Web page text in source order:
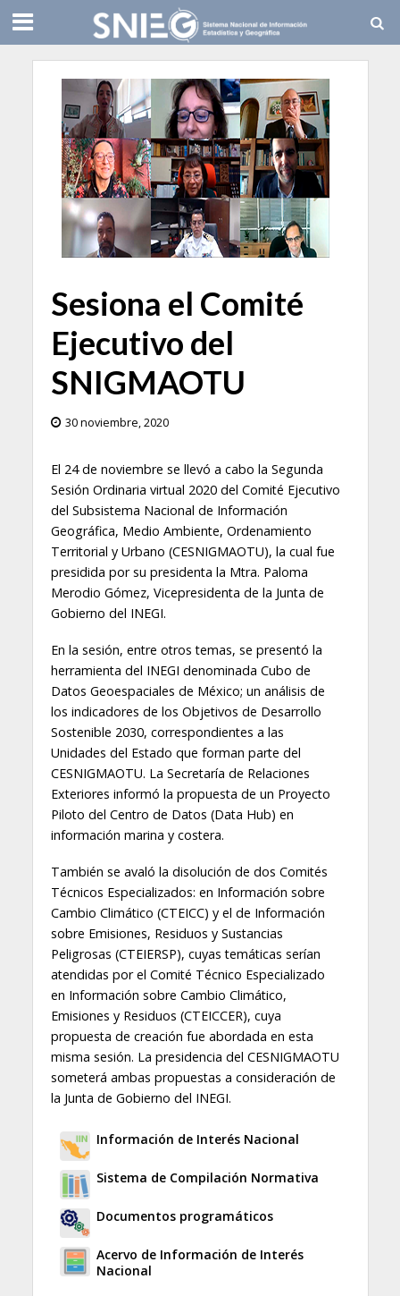
Sesiona el Comité
Ejecutivo del
SNIGMAOTU
30 noviembre, 2020
El 24 de noviembre se llevó a cabo la Segunda
Sesión Ordinaria virtual 2020 del Comité Ejecutivo
del Subsistema Nacional de Información
Geográfica, Medio Ambiente, Ordenamiento
Territorial y Urbano (CESNIGMAOTU), la cual fue
presidida por su presidenta la Mtra. Paloma
Merodio Gómez, Vicepresidenta de la Junta de
Gobierno del INEGI.
En la sesión, entre otros temas, se presentó la
herramienta del INEGI denominada Cubo de
Datos Geoespaciales de México; un análisis de
los indicadores de los Objetivos de Desarrollo
Sostenible 2030, correspondientes a las
Unidades del Estado que forman parte del
CESNIGMAOTU. La Secretaría de Relaciones
Exteriores informó la propuesta de un Proyecto
Piloto del Centro de Datos (Data Hub) en
información marina y costera.
También se avaló la disolución de dos Comités
Técnicos Especializados: en Información sobre
Cambio Climático (CTEICC) y el de Información
sobre Emisiones, Residuos y Sustancias
Peligrosas (CTEIERSP), cuyas temáticas serían
atendidas por el Comité Técnico Especializado
en Información sobre Cambio Climático,
Emisiones y Residuos (CTEICCER), cuya
propuesta de creación fue abordada en esta
misma sesión. La presidencia del CESNIGMAOTU
someterá ambas propuestas a consideración de
la Junta de Gobierno del INEGI.
Información de Interés Nacional
Sistema de Compilación Normativa
Documentos programáticos
Acervo de Información de Interés
Nacional